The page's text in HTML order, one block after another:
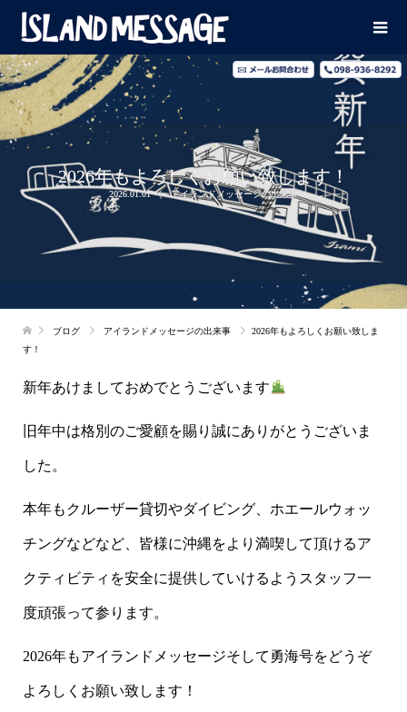
2026年もよろしくお願い致します！
2026.01.01 アイランドメッセージの出来事
ブログ アイランドメッセージの出来事
2026年もよろしくお願い致しま
す！
新年あけましておめでとうございます
旧年中は格別のご愛顧を賜り誠にありがとうございま
した。
本年もクルーザー貸切やダイビング、ホエールウォッ
チングなどなど、皆様に沖縄をより満喫して頂けるア
クティビティを安全に提供していけるようスタッフ一
度頑張って参ります。
2026年もアイランドメッセージそして勇海号をどうぞ
よろしくお願い致します！